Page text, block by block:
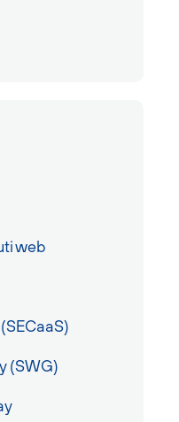
web
(SWG)